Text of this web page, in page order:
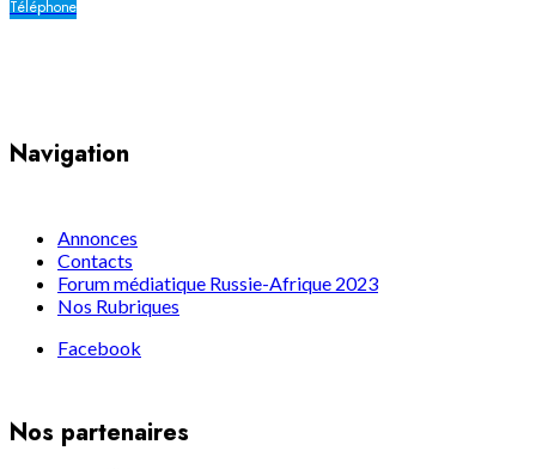
Téléphone
Navigation
Annonces
Contacts
Forum médiatique Russie-Afrique 2023
Nos Rubriques
Facebook
Nos partenaires